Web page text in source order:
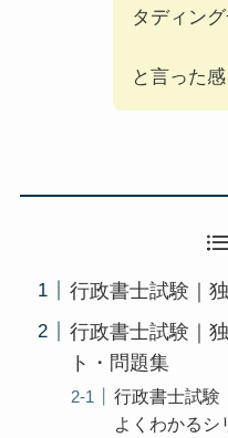
タディング
と言った感
行政書士試験｜
行政書士試験｜
ト・問題集
行政書士試験
よくわかるシ